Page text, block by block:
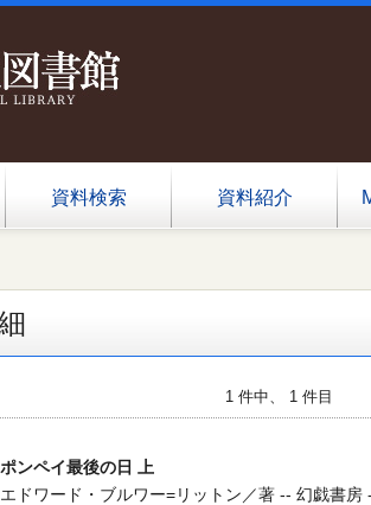
資料検索 資料紹介
1 件中、 1 件目
ポンペイ最後の日 上
エドワード・ブルワー=リットン／著 -- 幻戯書